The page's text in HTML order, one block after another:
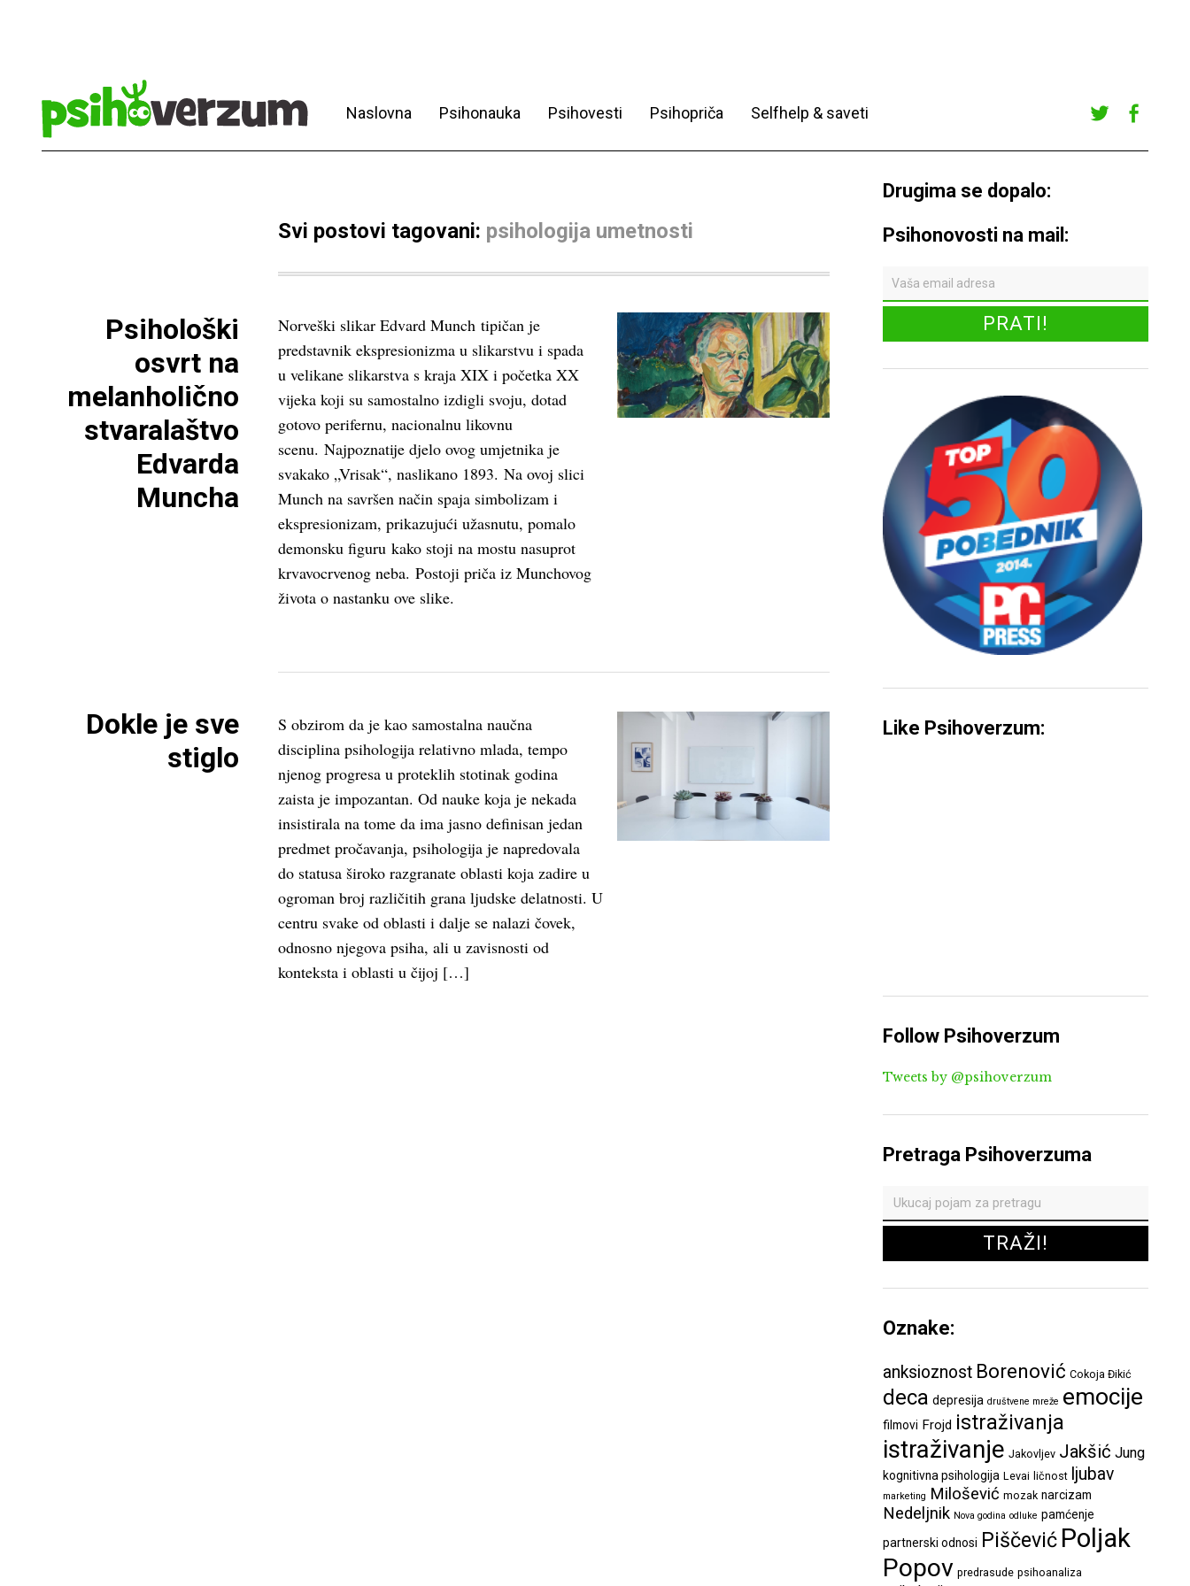
Naslovna Psihonauka Psihovesti Psihopriča Selfhelp & saveti
r
ook
Svi postovi tagovani: psihologija umetnosti
Psihološki
osvrt na
melanholično
stvaralaštvo
Edvarda
Muncha
Norveški slikar Edvard Munch tipičan je
predstavnik ekspresionizma u slikarstvu i spada
u velikane slikarstva s kraja XIX i početka XX
vijeka koji su samostalno izdigli svoju, dotad
gotovo perifernu, nacionalnu likovnu
scenu. Najpoznatije djelo ovog umjetnika je
svakako „Vrisak“, naslikano 1893. Na ovoj slici
Munch na savršen način spaja simbolizam i
ekspresionizam, prikazujući užasnutu, pomalo
demonsku figuru kako stoji na mostu nasuprot
krvavocrvenog neba. Postoji priča iz Munchovog
života o nastanku ove slike.
Dokle je sve
stiglo
S obzirom da je kao samostalna naučna
disciplina psihologija relativno mlada, tempo
njenog progresa u proteklih stotinak godina
zaista je impozantan. Od nauke koja je nekada
insistirala na tome da ima jasno definisan jedan
predmet pročavanja, psihologija je napredovala
do statusa široko razgranate oblasti koja zadire u
ogroman broj različitih grana ljudske delatnosti. U
centru svake od oblasti i dalje se nalazi čovek,
odnosno njegova psiha, ali u zavisnosti od
konteksta i oblasti u čijoj […]
Drugima se dopalo:
Psihonovosti na mail:
Like Psihoverzum:
Follow Psihoverzum
Tweets by @psihoverzum
Pretraga Psihoverzuma
Oznake:
anksioznost Borenović Cokoja Đikić
deca depresija društvene mreže emocije
filmovi Frojd istraživanja
istraživanje Jakovljev Jakšić Jung
kognitivna psihologija Levai ličnost ljubav
marketing Milošević mozak narcizam
Nedeljnik Nova godina odluke pamćenje
partnerski odnosi Piščević Poljak
Popov predrasude psihoanaliza